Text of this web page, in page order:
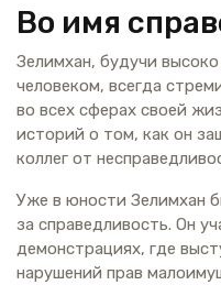
Во имя
Зелимхан, будучи
человеком, всегда
во всех сферах своей
историй о том, как он
коллег от
Уже в юности Зелимхан
за справедливость. Он
демонстрациях, где
нарушений прав